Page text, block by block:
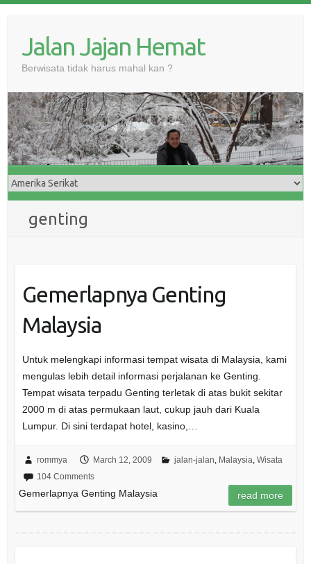
Jalan Jajan Hemat
Berwisata tidak harus mahal kan ?
genting
Gemerlapnya Genting
Malaysia
Untuk melengkapi informasi tempat wisata di Malaysia, kami
mengulas lebih detail informasi perjalanan ke Genting.
Tempat wisata terpadu Genting terletak di atas bukit sekitar
2000 m di atas permukaan laut, cukup jauh dari Kuala
Lumpur. Di sini terdapat hotel, kasino,…
rommya March 12, 2009 jalan-jalan Malaysia Wisata
104 Comments
Gemerlapnya Genting Malaysia read more